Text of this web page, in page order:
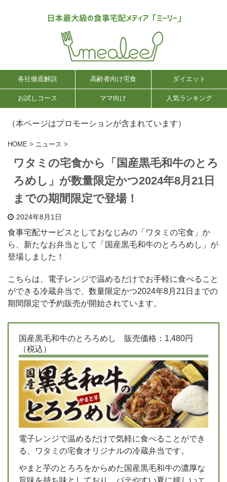
各社徹底解説 高齢者向け宅食 ダイエット
お試しコース ママ向け 人気ランキング
（本ページはプロモーションが含まれています）
HOME > ニュース >
ワタミの宅食から「国産黒毛和牛のとろ
ろめし」が数量限定かつ2024年8月21日
までの期間限定で登場！
2024年8月1日
食事宅配サービスとしておなじみの「ワタミの宅食」か
ら、新たなお弁当として「国産黒毛和牛のとろろめし」が
登場しました！
こちらは、電子レンジで温めるだけでお手軽に食べること
ができる冷蔵弁当で、数量限定かつ2024年8月21日までの
期間限定で予約販売が開始されています。
国産黒毛和牛のとろろめし 販売価格：1,480円
（税込）
電子レンジで温めるだけで気軽に食べることができ
る、ワタミの宅食オリジナルの冷蔵弁当です。
やまと芋のとろろをからめた国産黒毛和牛の濃厚な